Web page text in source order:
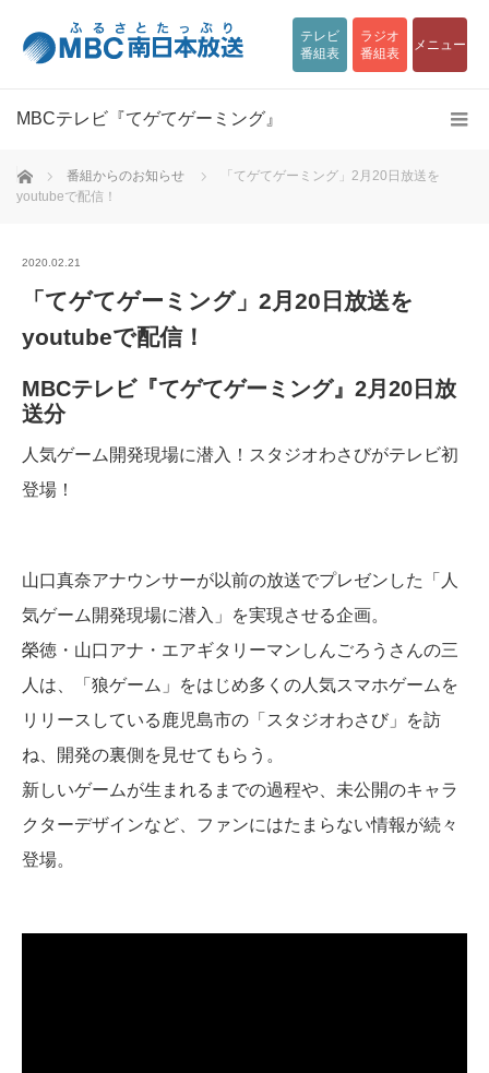
テレビ
番組表
ラジオ
番組表
メニュー
MBCテレビ『てゲてゲーミング』
ホーム 番組からのお知らせ
「てゲてゲーミング」2月20日放送を
youtubeで配信！
2020.02.21
「てゲてゲーミング」2月20日放送を
youtubeで配信！
MBCテレビ『てゲてゲーミング』2月20日放
送分
人気ゲーム開発現場に潜入！スタジオわさびがテレビ初
登場！
山口真奈アナウンサーが以前の放送でプレゼンした「人
気ゲーム開発現場に潜入」を実現させる企画。
榮徳・山口アナ・エアギタリーマンしんごろうさんの三
人は、「狼ゲーム」をはじめ多くの人気スマホゲームを
リリースしている鹿児島市の「スタジオわさび」を訪
ね、開発の裏側を見せてもらう。
新しいゲームが生まれるまでの過程や、未公開のキャラ
クターデザインなど、ファンにはたまらない情報が続々
登場。